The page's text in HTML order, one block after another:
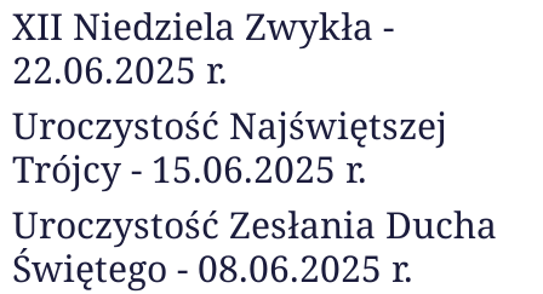
XII Niedziela Zwykła -
22.06.2025 r.
Uroczystość Najświętszej
Trójcy - 15.06.2025 r.
Uroczystość Zesłania Ducha
Świętego - 08.06.2025 r.